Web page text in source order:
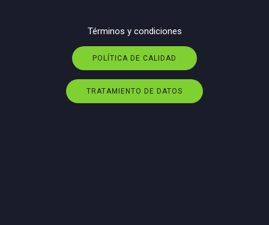
Términos y condiciones
POLÍTICA DE CALIDAD
TRATAMIENTO DE DATOS